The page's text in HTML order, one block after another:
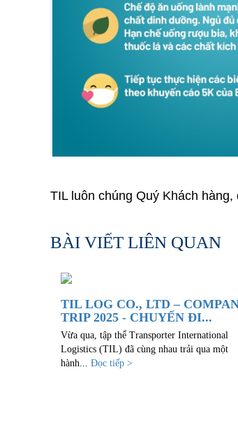
TIL luôn chúng Quý Khách
BÀI VIẾT LIÊN QUAN
TIL LOG CO., LTD –
TRIP 2025 - CHUYẾN ĐI...
Vừa qua, tập thể Transporter International
Logistics (TIL) đã cùng nhau trải qua một
hành... Đọc tiếp >